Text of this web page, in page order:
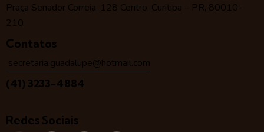
Praça Senador Correia, 128 Centro, Curitiba – PR, 80010-
210
Contatos
secretaria.guadalupe@hotmail.com
(41) 3233-4884
Redes Sociais